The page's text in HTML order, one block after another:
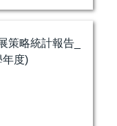
策略統計報告_
年度)